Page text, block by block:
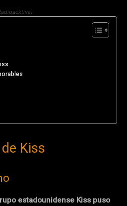
Kiss
estadounidense Kiss puso